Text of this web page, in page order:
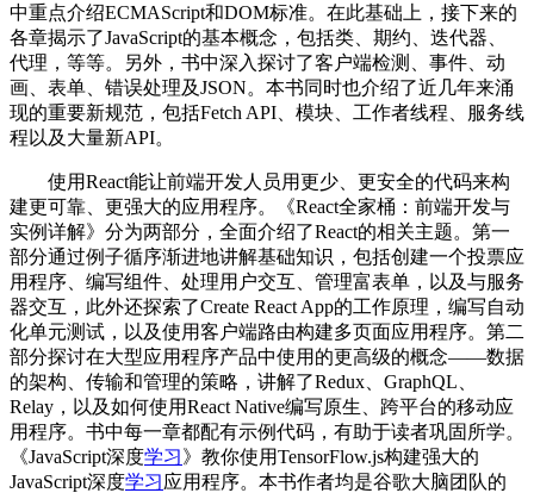
中重点介绍ECMAScript和DOM标准。在此基础上，接下来的
各章揭示了JavaScript的基本概念，包括类、期约、迭代器、
代理，等等。另外，书中深入探讨了客户端检测、事件、动
画、表单、错误处理及JSON。本书同时也介绍了近几年来涌
现的重要新规范，包括Fetch API、模块、工作者线程、服务线
程以及大量新API。
使用React能让前端开发人员用更少、更安全的代码来构
建更可靠、更强大的应用程序。《React全家桶：前端开发与
实例详解》分为两部分，全面介绍了React的相关主题。第一
部分通过例子循序渐进地讲解基础知识，包括创建一个投票应
用程序、编写组件、处理用户交互、管理富表单，以及与服务
器交互，此外还探索了Create React App的工作原理，编写自动
化单元测试，以及使用客户端路由构建多页面应用程序。第二
部分探讨在大型应用程序产品中使用的更高级的概念——数据
的架构、传输和管理的策略，讲解了Redux、GraphQL、
Relay，以及如何使用React Native编写原生、跨平台的移动应
用程序。书中每一章都配有示例代码，有助于读者巩固所学。
《JavaScript深度学习》教你使用TensorFlow.js构建强大的
JavaScript深度学习应用程序。本书作者均是谷歌大脑团队的